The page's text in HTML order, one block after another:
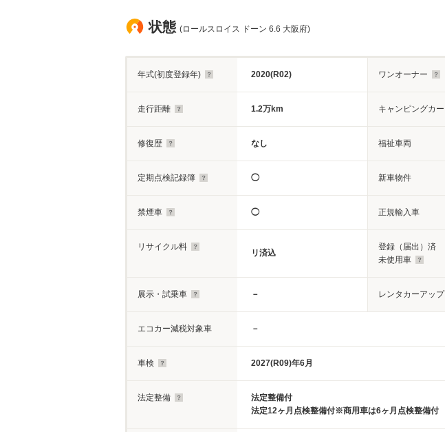
状態 (ロールスロイス ドーン 6.6 大阪府)
年式(初度登録年) 2020(R02) ワンオーナー
走行距離 1.2万km キャンピングカー
修復歴 なし 福祉車両
定期点検記録簿 ◯ 新車物件
禁煙車 ◯ 正規輸入車
リサイクル料
リ済込
登録（届出）済
未使用車
展示・試乗車 － レンタカーアップ
エコカー減税対象車 －
車検 2027(R09)年6月
法定整備
法定整備付
法定12ヶ月点検整備付※商用車は6ヶ月点検整備付